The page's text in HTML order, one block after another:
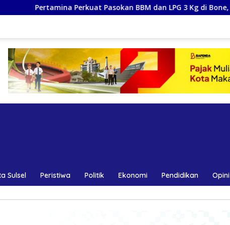
Pasokan BBM dan LPG 3 Kg di Bone, Jamin Ketersediaan
Sulsel Peristiwa Politik Ekonomi Pendidikan Opini